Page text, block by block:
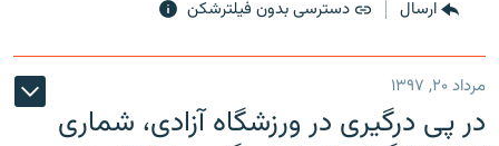
ارسال دسترسی بدون فیلترشکن
مرداد ۲۰, ۱۳۹۷
در پی درگیری در ورزشگاه آزادی، شماری